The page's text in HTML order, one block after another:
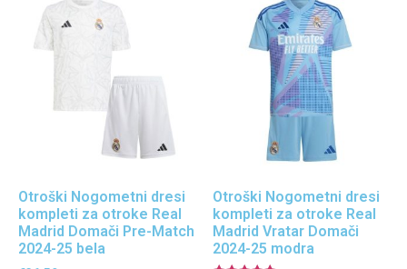
Otroški Nogometni dresi
kompleti za otroke Real
Madrid Domači Pre-Match
2024-25 bela
Otroški Nogometni dresi
kompleti za otroke Real
Madrid Vratar Domači
2024-25 modra